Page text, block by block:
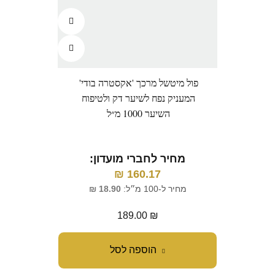
הוספה לסל
פול מיטשל מרכך 'אקסטרה בודי'
המעניק נפח לשיער דק ולטיפוח
השיער 1000 מ״ל
מחיר לחברי מועדון:
160.17
₪
מחיר ל-100 מ״ל: 18.90
₪
189.00 ₪